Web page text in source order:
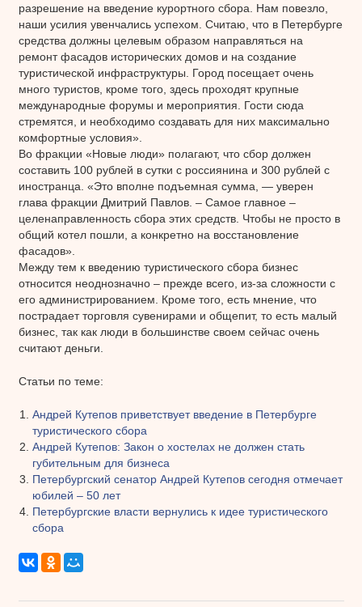
разрешение на введение курортного сбора. Нам повезло,
наши усилия увенчались успехом. Считаю, что в Петербурге
средства должны целевым образом направляться на
ремонт фасадов исторических домов и на создание
туристической инфраструктуры. Город посещает очень
много туристов, кроме того, здесь проходят крупные
международные форумы и мероприятия. Гости сюда
стремятся, и необходимо создавать для них максимально
комфортные условия».
Во фракции «Новые люди» полагают, что сбор должен
составить 100 рублей в сутки с россиянина и 300 рублей с
иностранца. «Это вполне подъемная сумма, — уверен
глава фракции Дмитрий Павлов. – Самое главное –
целенаправленность сбора этих средств. Чтобы не просто в
общий котел пошли, а конкретно на восстановление
фасадов».
Между тем к введению туристического сбора бизнес
относится неоднозначно – прежде всего, из-за сложности с
его администрированием. Кроме того, есть мнение, что
пострадает торговля сувенирами и общепит, то есть малый
бизнес, так как люди в большинстве своем сейчас очень
считают деньги.
Статьи по теме:
Андрей Кутепов приветствует введение в Петербурге
туристического сбора
Андрей Кутепов: Закон о хостелах не должен стать
губительным для бизнеса
Петербургский сенатор Андрей Кутепов сегодня отмечает
юбилей – 50 лет
Петербургские власти вернулись к идее туристического
сбора